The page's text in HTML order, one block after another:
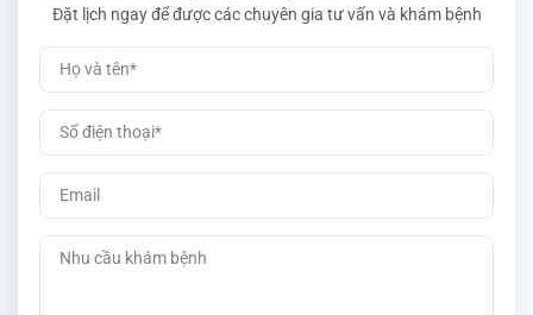
Đặt lịch ngay để được các chuyên gia tư vấn và khám bệnh